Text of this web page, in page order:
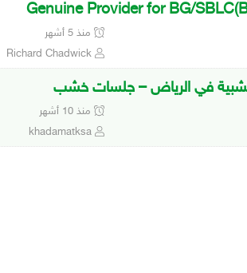
Genuine Provider for BG/
منذ 5 أشهر
Richard Chadwick
في الرياض – جلسات خشب
منذ 10 أشهر
khadamatksa